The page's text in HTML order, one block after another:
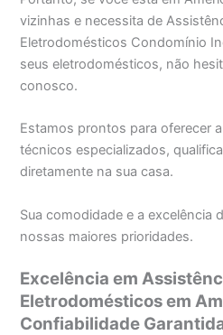
vizinhas e necessita de
Eletrodomésticos Condomínio
seus eletrodomésticos, não
conosco.
Estamos prontos para oferecer
técnicos especializados,
diretamente na sua casa.
Sua comodidade e a excelência
nossas maiores prioridades.
Excelência em
Eletrodomésticos em
Confiabilidade